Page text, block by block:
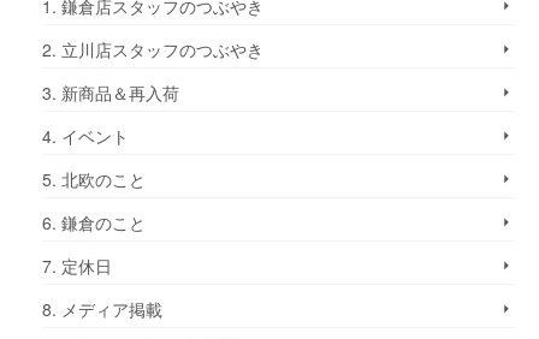
1. 鎌倉店スタッフのつぶやき
2. 立川店スタッフのつぶやき
3. 新商品＆再入荷
4. イベント
5. 北欧のこと
6. 鎌倉のこと
7. 定休日
8. メディア掲載